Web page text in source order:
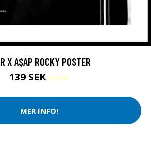
X A$AP ROCKY POSTER
139 SEK299 SEK
MER INFO!